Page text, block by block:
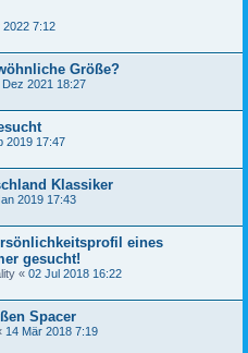
2022 7:12
Größe?
Dez 2021 18:27
2019 17:47
Klassiker
2019 17:43
eines
gesucht!
« 02 Jul 2018 16:22
Spacer
14 Mär 2018 7:19